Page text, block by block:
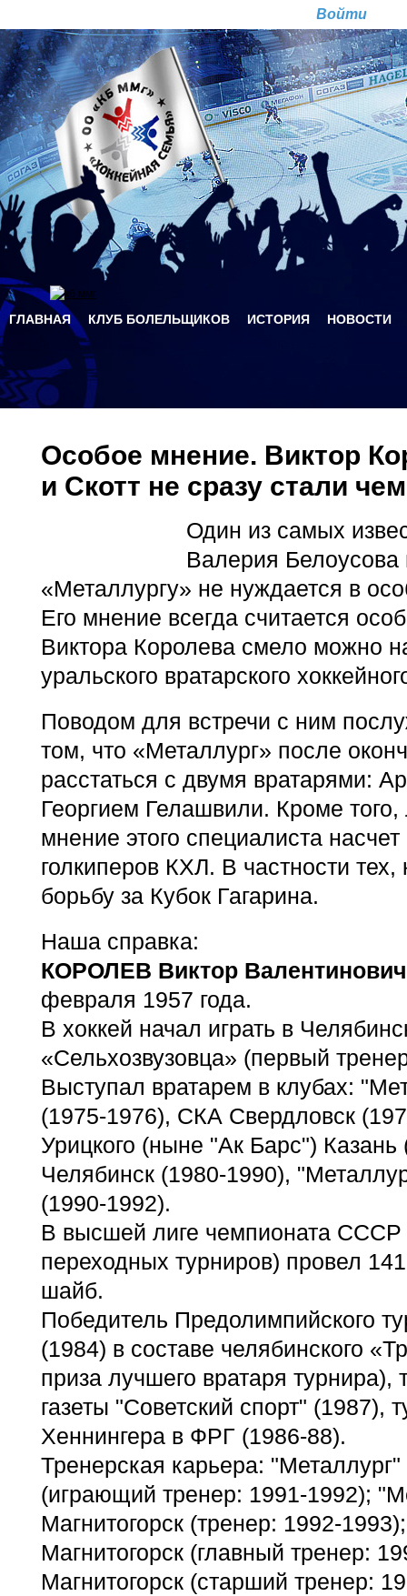
ГЛАВНАЯ КЛУБ БОЛЕЛЬЩИКОВ ИСТОРИЯ НОВОСТИ
Особое мнение. Виктор
и Скотт не сразу стали
Один из самых
Валерия Белоусова
«Металлургу» не нуждается в
Его мнение всегда считается
Виктора Королева смело можно
уральского вратарского
Поводом для встречи с ним
том, что «Металлург» после
расстаться с двумя вратарями:
Георгием Гелашвили. Кроме
мнение этого специалиста
голкиперов КХЛ. В частности тех,
борьбу за Кубок Гагарина.
Наша справка:
КОРОЛЕВ Виктор
февраля 1957 года.
В хоккей начал играть в
«Сельхозвузовца» (первый
Выступал вратарем в клубах:
(1975-1976), СКА Свердловск
Урицкого (ныне "Ак Барс") Казань
Челябинск (1980-1990),
(1990-1992).
В высшей лиге чемпионата СССР
переходных турниров) провел
шайб.
Победитель Предолимпийского
(1984) в составе челябинского
приза лучшего вратаря турнира),
газеты "Советский спорт" (1987),
Хеннингера в ФРГ (1986-88).
Тренерская карьера: "Металлург"
(играющий тренер: 1991-1992);
Магнитогорск (тренер: 1992-
Магнитогорск (главный тренер:
Магнитогорск (старший тренер: